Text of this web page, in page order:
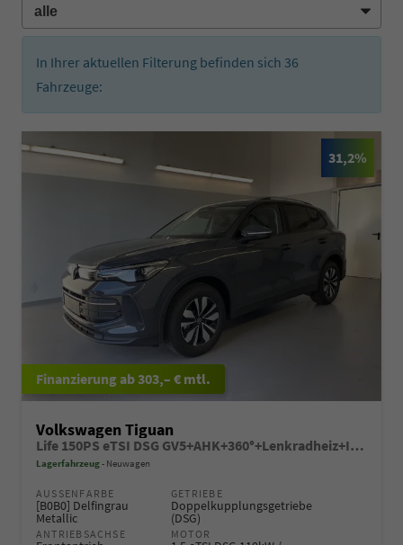
In Ihrer aktuellen Filterung befinden sich 36
Fahrzeuge:
31,2%
ab 303,– € mtl.
Volkswagen Tiguan
Life 150PS eTSI DSG GV5+AHK+360°+Lenkradheiz+IQ.Drive+ACC+App+eHeck+LED
Lagerfahrzeug Neuwagen
AUSSENFARBE
[B0B0] Delfingrau
Metallic
GETRIEBE
Doppelkupplungsgetriebe
(DSG)
ANTRIEBSACHSE MOTOR